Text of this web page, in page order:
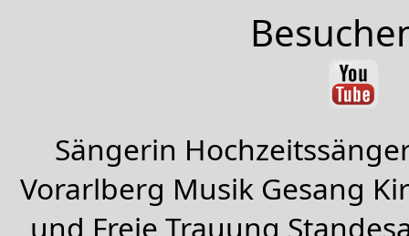
Sängerin
Vorarlberg Musik Gesang
und Freie Trauung